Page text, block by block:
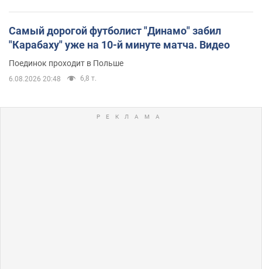
Самый дорогой футболист "Динамо" забил
"Карабаху" уже на 10-й минуте матча. Видео
Поединок проходит в Польше
6.08.2026 20:48 6,8 т.